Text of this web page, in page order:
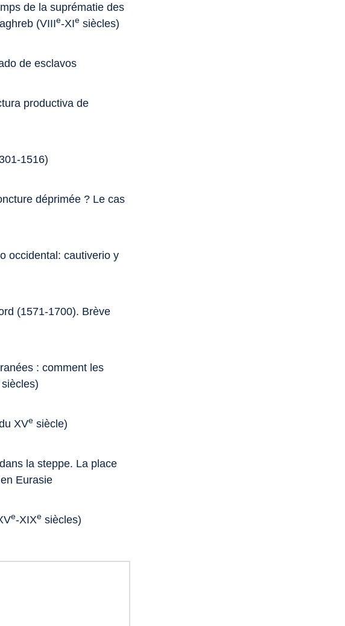
de la suprématie des
(VIIIe-XIe siècles)
de esclavos
productiva de
1516)
déprimée ? Le cas
occidental: cautiverio y
(1571-1700). Brève
: comment les
siècles)
XVe siècle)
la steppe. La place
Eurasie
e-XIXe siècles)